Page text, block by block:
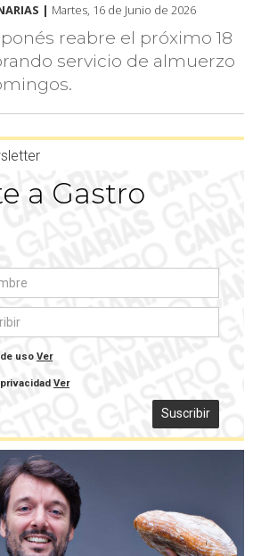
| Martes, 16 de Junio de 2026
reabre el próximo 18
servicio de almuerzo
a Gastro
uso Ver
Ver
Suscribir